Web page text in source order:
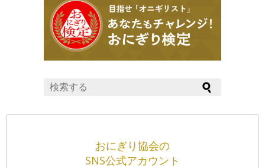
おにぎり協会の
SNS公式アカウント